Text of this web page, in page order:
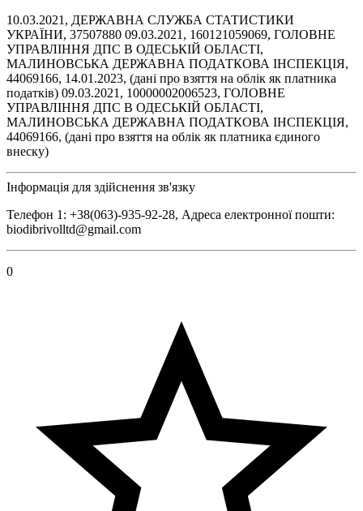
10.03.2021, ДЕРЖАВНА СЛУЖБА СТАТИСТИКИ
УКРАЇНИ, 37507880 09.03.2021, 160121059069, ГОЛОВНЕ
УПРАВЛІННЯ ДПС В ОДЕСЬКІЙ ОБЛАСТІ,
МАЛИНОВСЬКА ДЕРЖАВНА ПОДАТКОВА ІНСПЕКЦІЯ,
44069166, 14.01.2023, (дані про взяття на облік як платника
податків) 09.03.2021, 10000002006523, ГОЛОВНЕ
УПРАВЛІННЯ ДПС В ОДЕСЬКІЙ ОБЛАСТІ,
МАЛИНОВСЬКА ДЕРЖАВНА ПОДАТКОВА ІНСПЕКЦІЯ,
44069166, (дані про взяття на облік як платника єдиного
внеску)
Інформація для здійснення зв'язку
Телефон 1: +38(063)-935-92-28, Адреса електронної пошти:
biodibrivolltd@gmail.com
0